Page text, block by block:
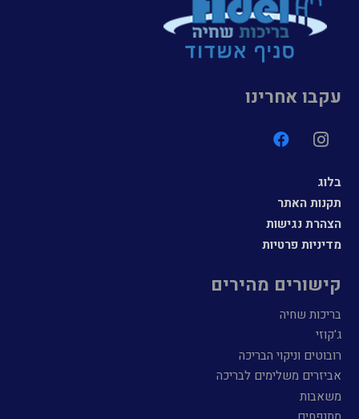
עקבו אחרינו
בלוג
תקנות האתר
הצהרת נגישות
מדיניות פרטיות
קישורים מהירים
בריכות שחיה
ג'קוזי
רובוטים וניקוי הבריכה
אביזרים משלימים לבריכה
משאבות